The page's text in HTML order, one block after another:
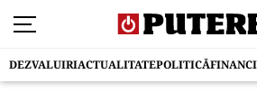
DEZVALUIRIACTUALITATEPOLITICĂ